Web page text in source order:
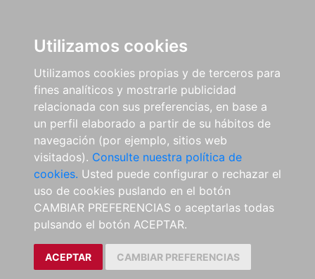
Utilizamos cookies
Utilizamos cookies propias y de terceros para
fines analíticos y mostrarle publicidad
relacionada con sus preferencias, en base a
un perfil elaborado a partir de su hábitos de
navegación (por ejemplo, sitios web
visitados). Consulte nuestra política de
cookies. Usted puede configurar o rechazar el
uso de cookies puslando en el botón
CAMBIAR PREFERENCIAS o aceptarlas todas
pulsando el botón ACEPTAR.
ACEPTAR CAMBIAR PREFERENCIAS